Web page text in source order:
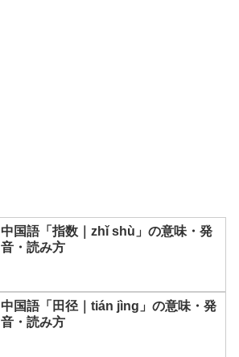
中国語「指数｜zhǐ shù」の意味・発
音・読み方
中国語「田径｜tián jìng」の意味・発
音・読み方